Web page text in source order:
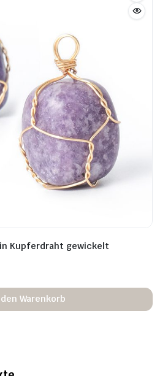
Kupferdraht gewickelt
Warenkorb